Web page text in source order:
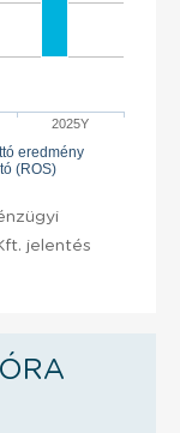
2025Y
eredmény
(ROS)
jelentés